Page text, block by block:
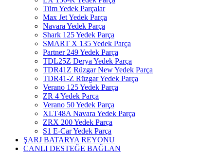
Tüm Yedek Parçalar
Max Jet Yedek Parça
Navara Yedek Parça
Shark 125 Yedek Parça
SMART X 135 Yedek Parça
Partner 249 Yedek Parça
TDL25Z Derya Yedek Parça
TDR41Z Rüzgar New Yedek Parça
TDR41-Z Rüzgar Yedek Parça
Verano 125 Yedek Parça
ZR 4 Yedek Parça
Verano 50 Yedek Parça
XLT48A Navara Yedek Parça
ZRX 200 Yedek Parça
S1 E-Car Yedek Parça
ŞARJ BATARYA REYONU
CANLI DESTEĞE BAĞLAN